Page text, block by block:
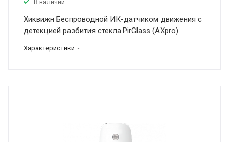
В наличии
Хиквижн Беспроводной ИК-датчиком движения с
детекцией разбития стекла.PirGlass (AXpro)
Характеристики